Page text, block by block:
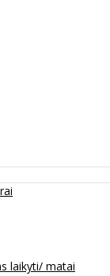
laikyti/ matai